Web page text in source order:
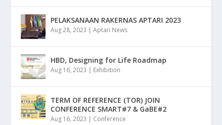
PELAKSANAAN RAKERNAS APTARI 2023
Aug 28, 2023 |Aptari News
HBD, Designing for Life Roadmap
Aug 16, 2023 | Exhibition
TERM OF REFERENCE (TOR) JOIN
CONFERENCE SMART#7 & GaBE#2
Aug 16, 2023 | Conference